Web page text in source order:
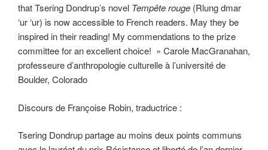
that Tsering Dondrup’s novel Tempête rouge (Rlung dmar
‘ur ‘ur) is now accessible to French readers. May they be
inspired in their reading! My commendations to the prize
committee for an excellent choice! » Carole MacGranahan,
professeure d’anthropologie culturelle à l’université de
Boulder, Colorado
Discours de Françoise Robin, traductrice :
Tsering Dondrup partage au moins deux points communs